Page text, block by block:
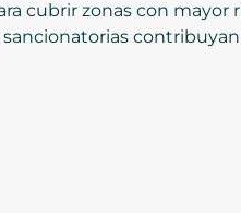
cubrir zonas con mayor